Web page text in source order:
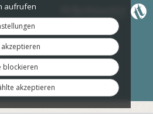
aufrufen
blockieren
akzeptieren